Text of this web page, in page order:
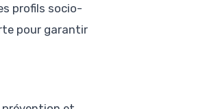
profils socio-
pour garantir